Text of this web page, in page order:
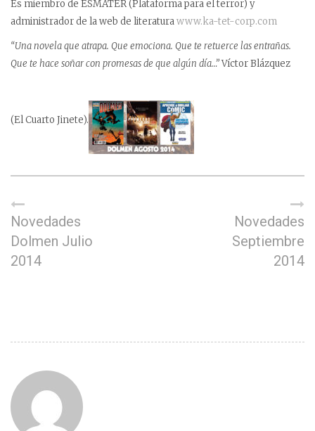
Es miembro de ESMATER (Plataforma para el terror) y
administrador de la web de literaturawww.ka-tet-corp.com
“Una novela que atrapa. Que emociona. Que te retuerce las entrañas.
Que te hace soñar con promesas de que algún día…”Víctor Blázquez
(El Cuarto Jinete).
Novedades
Dolmen Julio
2014
Novedades
Septiembre
2014